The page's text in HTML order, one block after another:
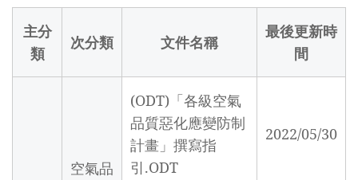
主分
類
次分類 文件名稱
最後更新時
間
空氣品
(ODT)「各級空氣
品質惡化應變防制
計畫」撰寫指
引.ODT
2022/05/30